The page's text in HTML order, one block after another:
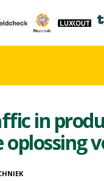
in
oplossing